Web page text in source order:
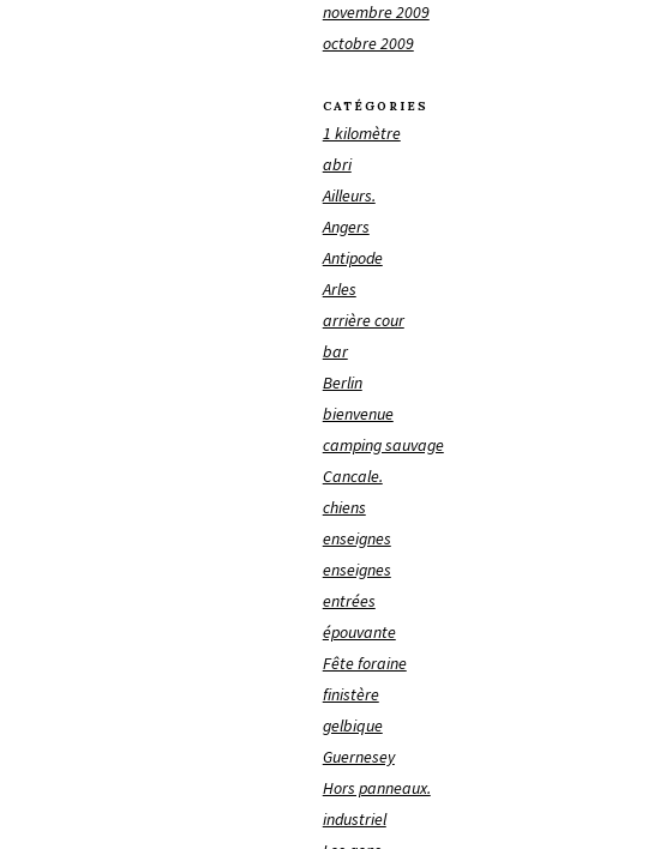
novembre 2009
octobre 2009
CATÉGORIES
1 kilomètre
abri
Ailleurs.
Angers
Antipode
Arles
arrière cour
bar
Berlin
bienvenue
camping sauvage
Cancale.
chiens
enseignes
enseignes
entrées
épouvante
Fête foraine
finistère
gelbique
Guernesey
Hors panneaux.
industriel